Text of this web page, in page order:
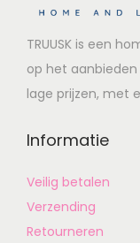
TRUUSK is een
op het
lage prijzen, met
Informatie
Veilig betalen
Verzending
Retourneren